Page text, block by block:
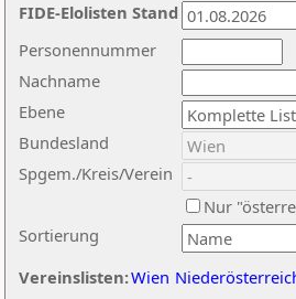
Nachname
Ebene
Sortierung
Personennummer
Bundesland
Spgem./Kreis/Verein
Nur
Vereinslisten:Wien
FIDE-Elolisten Stand